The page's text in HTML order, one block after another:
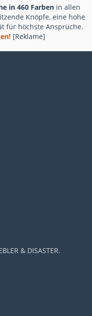
in 460 Farben in allen
Knöpfe, eine hohe
für höchste Ansprüche.
[Reklame]
& DISASTER.